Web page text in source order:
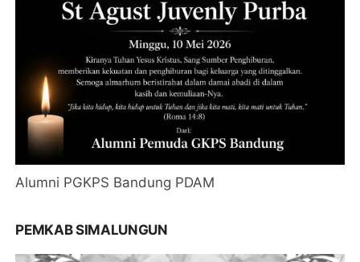
Alumni PGKPS Bandung PDAM
PEMKAB SIMALUNGUN